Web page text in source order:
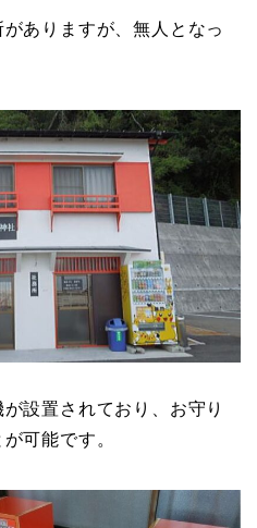
ありますが、無人となっ
設置されており、お守り
可能です。